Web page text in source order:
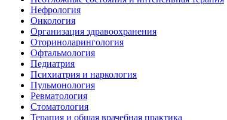
Нефрология
Онкология
Организация здравоохранения
Оториноларингология
Офтальмология
Педиатрия
Психиатрия и наркология
Пульмонология
Ревматология
Стоматология
Терапия и общая врачебная практика